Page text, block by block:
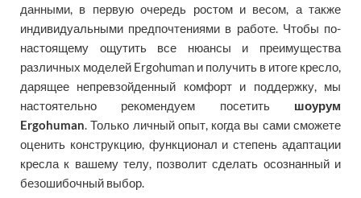
данными, в первую очередь ростом и весом, а также
индивидуальными предпочтениями в работе. Чтобы по-
настоящему ощутить все нюансы и преимущества
различных моделей Ergohuman и получить в итоге кресло,
дарящее непревзойденный комфорт и поддержку, мы
настоятельно рекомендуем посетить шоурум
Ergohuman . Только личный опыт, когда вы сами сможете
оценить конструкцию, функционал и степень адаптации
кресла к вашему телу, позволит сделать осознанный и
безошибочный выбор.